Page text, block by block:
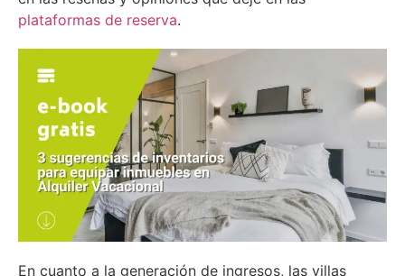
plataformas de reserva.
En cuanto a la generación de ingresos, las villas